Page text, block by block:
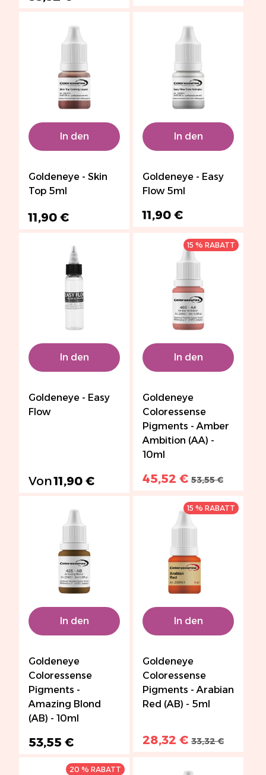
In den
Goldeneye - Skin
Top 5ml
11,90 €
In den
Goldeneye - Easy
Flow 5ml
11,90 €
In den
Goldeneye - Easy
Flow
Von11,90 €
15 % RABATT
In den
Goldeneye
Coloressense
Pigments - Amber
Ambition (AA) -
10ml
45,52 € 53,55 €
In den
Goldeneye
Coloressense
Pigments -
Amazing Blond
(AB) - 10ml
53,55 €
15 % RABATT
In den
Goldeneye
Coloressense
Pigments - Arabian
Red (AB) - 5ml
28,32 € 33,32 €
20 % RABATT